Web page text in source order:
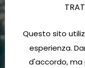
Questo sito
esperienza.
d'accordo, ma